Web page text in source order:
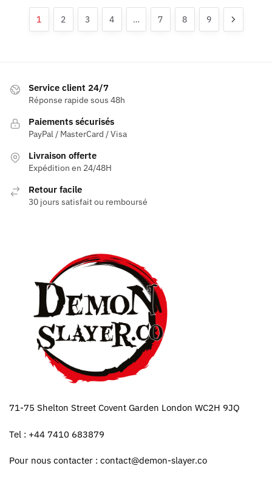
options
sur
la
du
produit
Les
options
1 2 3 4 … 7 8 9
Service client 24/7
Réponse rapide sous 48h
Paiements sécurisés
PayPal / MasterCard / Visa
Livraison offerte
Expédition en 24/48H
Retour facile
30 jours satisfait ou remboursé
71-75 Shelton Street Covent Garden London WC2H 9JQ
Tel : +44 7410 683879
Pour nous contacter : contact@demon-slayer.co